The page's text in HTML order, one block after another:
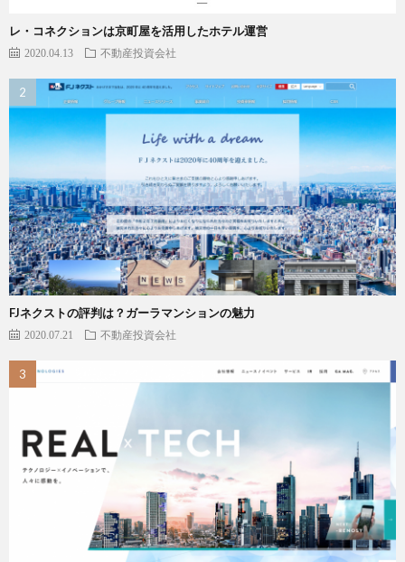
レ・コネクションは京町屋を活用したホテル運営
2020.04.13 不動産投資会社
FJネクストの評判は？ガーラマンションの魅力
2020.07.21 不動産投資会社